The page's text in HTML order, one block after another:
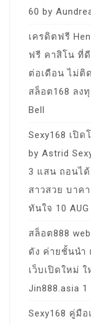
60 by
เครดิตฟรี
ฟรี คาสิโน ที่
ต่อเดือน ไม่ติ
สล็อต168 ลง
Bell
Sexy168 เปิ
by Astrid
3 แสน ถอนได้
สาวสวย บาค
ทันใจ 10 AUG
สล็อต888
ดัง ค่ายชั้นนำ
เว็บเปิดใหม่
Jin888.asia 1
Sexy168 คู่มือ